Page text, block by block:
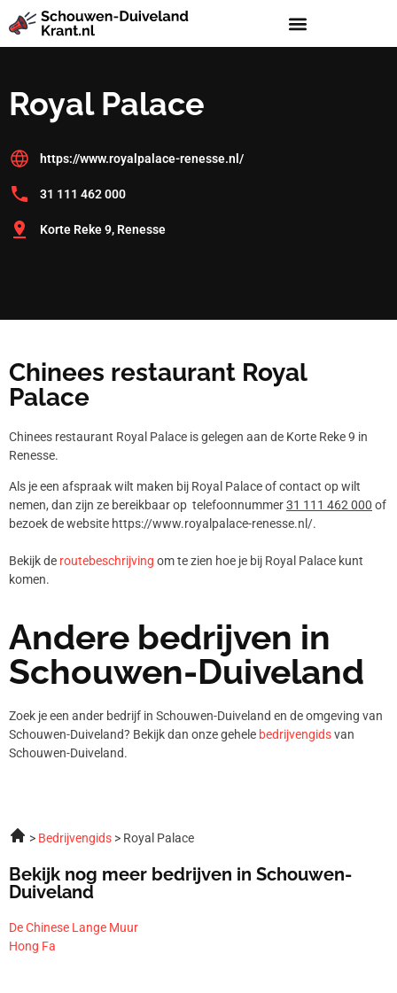
Royal Palace
https://www.royalpalace-renesse.nl/
31 111 462 000
Korte Reke 9, Renesse
Chinees restaurant Royal
Palace
Chinees restaurant Royal Palace is gelegen aan de Korte Reke 9 in
Renesse.
Als je een afspraak wilt maken bij Royal Palace of contact op wilt
nemen, dan zijn ze bereikbaar op telefoonnummer31 111 462 000 of
bezoek de website https://www.royalpalace-renesse.nl/.
Bekijk de routebeschrijving om te zien hoe je bij Royal Palace kunt
komen.
Andere bedrijven in
Schouwen-Duiveland
Zoek je een ander bedrijf in Schouwen-Duiveland en de omgeving van
Schouwen-Duiveland? Bekijk dan onze gehele bedrijvengidsvan
Schouwen-Duiveland.
Bedrijvengids Royal Palace
Bekijk nog meer bedrijven in Schouwen-
Duiveland
De Chinese Lange Muur
Hong Fa